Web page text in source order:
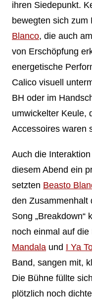
ihren Siedepunkt.
bewegten sich zum
Blanco, die auch
von Erschöpfung
energetische
Calico visuell
BH oder im
umwickelter Keule,
Accessoires waren
Auch die
diesem Abend ein
setzten Beasto
den Zusammenhalt
Song „Breakdown“
noch einmal auf
Mandalaund I Ya
Band, sangen mit,
Die Bühne füllte
plötzlich noch